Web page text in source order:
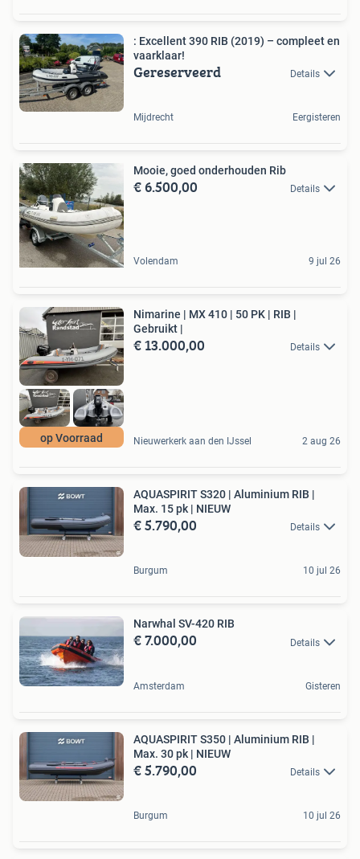
: Excellent 390 RIB (2019) – compleet en
vaarklaar!
Gereserveerd Details
Mijdrecht Eergisteren
Mooie, goed onderhouden Rib
€ 6.500,00 Details
Volendam 9 jul 26
op Voorraad
Nimarine | MX 410 | 50 PK | RIB |
Gebruikt |
€ 13.000,00 Details
Nieuwerkerk aan den IJssel 2 aug 26
AQUASPIRIT S320 | Aluminium RIB |
Max. 15 pk | NIEUW
€ 5.790,00 Details
Burgum 10 jul 26
Narwhal SV-420 RIB
€ 7.000,00 Details
Amsterdam Gisteren
AQUASPIRIT S350 | Aluminium RIB |
Max. 30 pk | NIEUW
€ 5.790,00 Details
Burgum 10 jul 26